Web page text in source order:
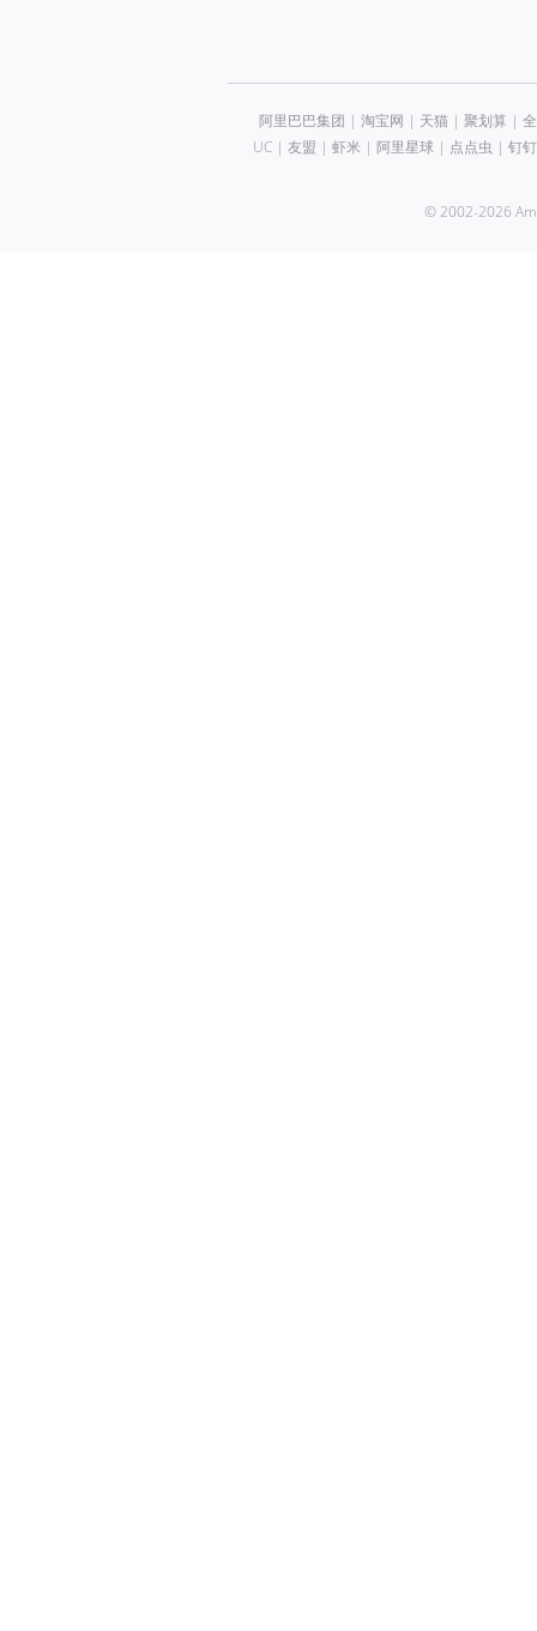
阿里巴巴集团 | 淘宝网 | 天猫| 聚划算 |
UC| 友盟 | 虾米 | 阿里星球| 点点虫 | 钉钉
© 2002-2026